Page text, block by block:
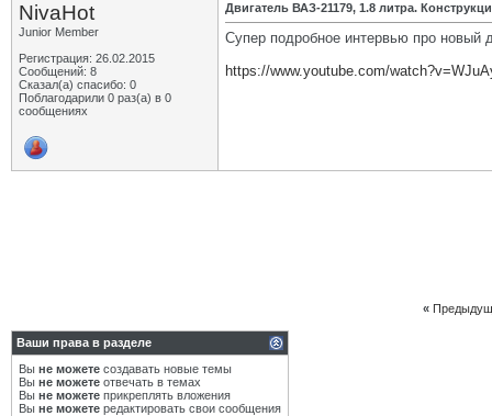
NivaHot
Junior Member
Регистрация: 26.02.2015
Сообщений: 8
Сказал(а) спасибо: 0
Поблагодарили 0 раз(а) в 0
сообщениях
Двигатель ВАЗ-21179, 1.8 литра.
Супер подробное интервью про новый
https://www.youtube.com/
«
Ваши права в разделе
Вы не можете создавать новые темы
Вы не можете отвечать в темах
Вы не можете прикреплять вложения
Вы не можете редактировать свои сообщения